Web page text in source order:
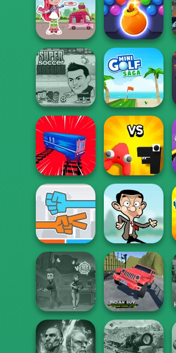
Manga Creator
Vampire Hunter
P...
Mr. Racer
Strawberry
Shortcake
Bubble Shooter
HD 3
Super Soccer
Noggins
Mini Golf Saga
Train Drift
Alphabet: Merge
And Fight
Roshambo Mr Bean Jump
Indian SUV